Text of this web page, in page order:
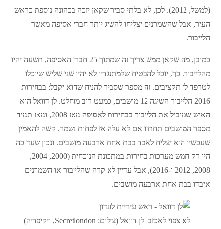
(למשל, 2012). לכן, לא בלתי סביר שקאן יזכה בכהונה נוספת כראש
העיר, אבל שהשמרנים יצליחו להשיג יותר חברי אסיפה מאשר
הלייבור.
כמובן, מה שקאן ממש צריך זה שמתוך 25 חברי האסיפה, תשעה יהיו
מהלייבור. כך, יוכל להבטיח שלמתנגדיו לא יהיו שני שליש שיוכלו
לטרפד לו תקציבים. זה מספר שסביר להניח שהוא יקבל: בבחירות
2016 הלייבור השיגה 12 מושבים, כמעט רוב מוחלט. לן דוואל הוא
האיש שמוביל את הלייבור בבחירות לאסיפה מאז 2008, ומאז תמיד
מספר המושבים תחתיו אם לא עלה אז לפחות נשמר. קשה להאמין
שעכשיו הוא יצליח לאבד בבת אחת ארבעה מושבים. ונכון שעד כה
היו רק חמש מערכות בחירות במתכונת הנוכחית (2000, 2004,
2008, 2012 ו-2016), אבל עדיין לא קרה שהלייבור או השמרנים
איבדו בבת אחת ארבעה מושבים.
לא צפוי לאכזב. לן דוואל (צילום: Secretlondon, ויקיפדיה)